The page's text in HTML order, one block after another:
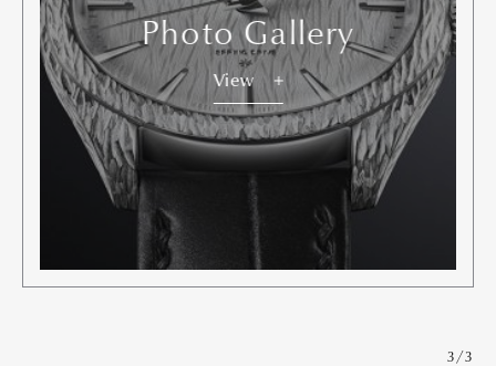
GourmetCars
Product Culture Lifestyle
Pen Membership
Magazine
Official Columnist
About
Contact
Photo Gallery
View
3/3